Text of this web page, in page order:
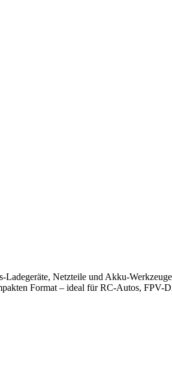
Netzteile und Akku-
Format – ideal für RC-Autos,